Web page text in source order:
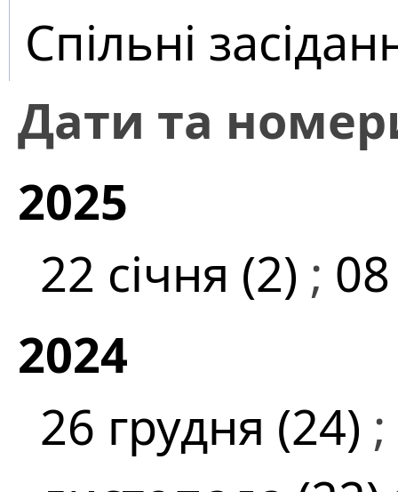
Спільні
Дати та
2025
22 січня (2) ;
2024
26 грудня (24) ;